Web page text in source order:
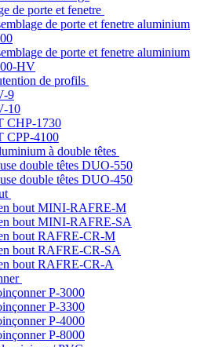
de porte et fenetre
de porte et fenetre aluminium
de porte et fenetre aluminium
HV
de profils
9
10
CHP-1730
CPP-4100
à double têtes
double têtes DUO-550
double têtes DUO-450
bout MINI-RAFRE-M
bout MINI-RAFRE-SA
bout RAFRE-CR-M
bout RAFRE-CR-SA
bout RAFRE-CR-A
P-3000
P-3300
P-4000
P-8000